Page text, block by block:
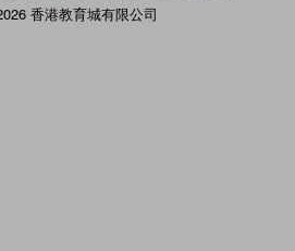
香港教育城有限公司